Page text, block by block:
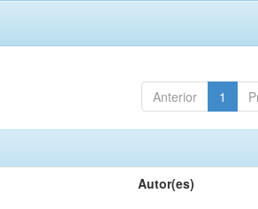
Anterior 1
Autor(es)